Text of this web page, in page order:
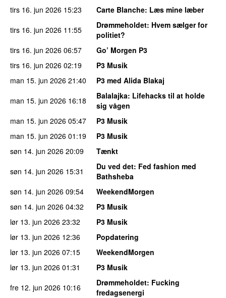
tirs 16. jun 2026 15:23 Carte Blanche: Læs mine læber
tirs 16. jun 2026 11:55 Drømmeholdet: Hvem sælger for
politiet?
tirs 16. jun 2026 06:57
Go’ Morgen P3
tirs 16. jun 2026 02:19
P3 Musik
man 15. jun 2026 21:40
P3 med Alida Blakaj
man 15. jun 2026 16:18 Balalajka: Lifehacks til at holde
sig vågen
man 15. jun 2026 05:47
P3 Musik
man 15. jun 2026 01:19
P3 Musik
søn 14. jun 2026 20:09
Tænkt
søn 14. jun 2026 15:31 Du ved det: Fed fashion med
Bathsheba
søn 14. jun 2026 09:54
WeekendMorgen
søn 14. jun 2026 04:32
P3 Musik
lør 13. jun 2026 23:32
P3 Musik
lør 13. jun 2026 12:36
Popdatering
lør 13. jun 2026 07:15
WeekendMorgen
lør 13. jun 2026 01:31
P3 Musik
fre 12. jun 2026 10:16 Drømmeholdet: Fucking
fredagsenergi